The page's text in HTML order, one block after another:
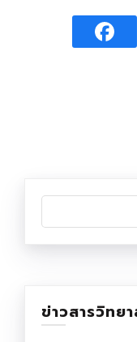
ข่าวสารวิทย